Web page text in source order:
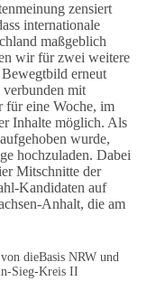
zensiert
internationale
maßgeblich
wir für zwei weitere
erneut
mit
für eine Woche, im
Inhalte möglich. Als
wurde,
hochzuladen. Dabei
Mitschnitte der
Kandidaten auf
Anhalt, die am
dieBasis NRW und
Sieg-Kreis II